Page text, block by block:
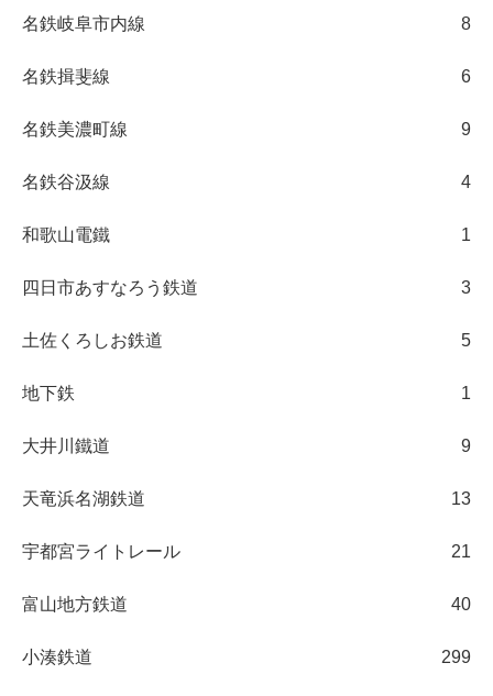
名鉄岐阜市内線 8
名鉄揖斐線 6
名鉄美濃町線 9
名鉄谷汲線 4
和歌山電鐵 1
四日市あすなろう鉄道 3
土佐くろしお鉄道 5
地下鉄 1
大井川鐵道 9
天竜浜名湖鉄道 13
宇都宮ライトレール 21
富山地方鉄道 40
小湊鉄道 299